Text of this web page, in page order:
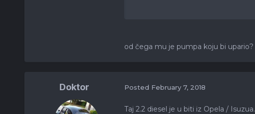
od čega mu je pumpa koju bi upario?
Doktor Posted February 7, 2018
Taj 2.2 diesel je u biti iz Opela / Isuzua.